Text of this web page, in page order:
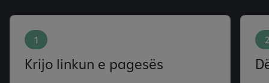
1
Krijo linkun e pagesës
2